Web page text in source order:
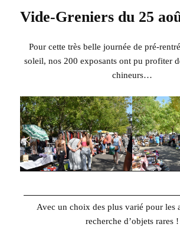
Vide-Greniers du 25
Pour cette très belle journée de pré-
soleil, nos 200 exposants ont pu profiter
chineurs…
Avec un choix des plus varié pour les
recherche d’objets rares !